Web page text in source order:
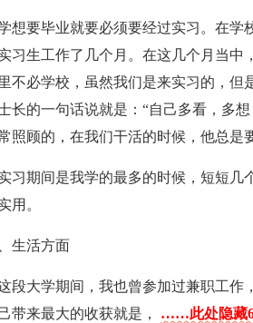
想要毕业就要必须要经过实习。在学
习生工作了几个月。在这几个月当中
不必学校，虽然我们是来实习的，
长的一句话说就是：“自己多看，多
照顾的，在我们干活的时候，他总是
习期间是我学的最多的时候，短短几
用。
生活方面
段大学期间，我也曾参加过兼职工作
带来最大的收获就是， ……此处隐藏